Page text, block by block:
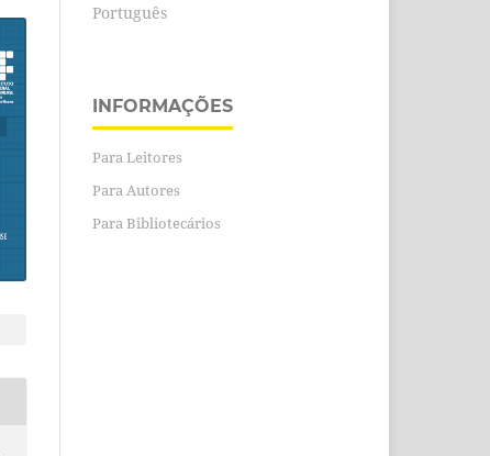
Português
INFORMAÇÕES
Para Leitores
Para Autores
Para Bibliotecários